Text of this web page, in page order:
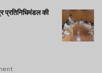
प्रतिनिधिमंडल की